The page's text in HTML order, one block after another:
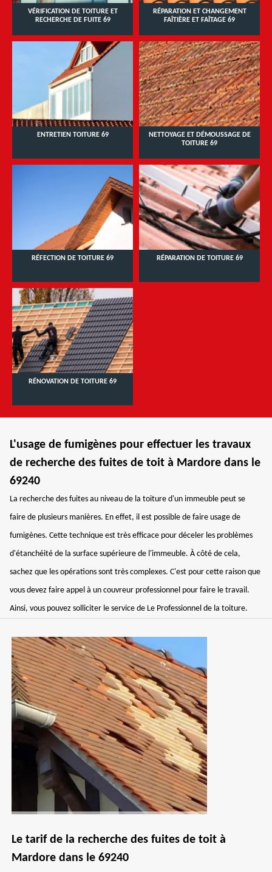
VÉRIFICATION DE TOITURE ET
RECHERCHE DE FUITE 69
RÉPARATION ET CHANGEMENT
FAÎTIÈRE ET FAÎTAGE 69
ENTRETIEN TOITURE 69
NETTOYAGE ET DÉMOUSSAGE DE
TOITURE 69
RÉFECTION DE TOITURE 69 RÉPARATION DE TOITURE 69
RÉNOVATION DE TOITURE 69
L'usage de fumigènes pour effectuer les travaux
de recherche des fuites de toit à Mardore dans le
69240
La recherche des fuites au niveau de la toiture d'un immeuble peut se
faire de plusieurs manières. En effet, il est possible de faire usage de
fumigènes. Cette technique est très efficace pour déceler les problèmes
d'étanchéité de la surface supérieure de l'immeuble. À côté de cela,
sachez que les opérations sont très complexes. C'est pour cette raison que
vous devez faire appel à un couvreur professionnel pour faire le travail.
Ainsi, vous pouvez solliciter le service de Le Professionnel de la toiture.
Le tarif de la recherche des fuites de toit à
Mardore dans le 69240